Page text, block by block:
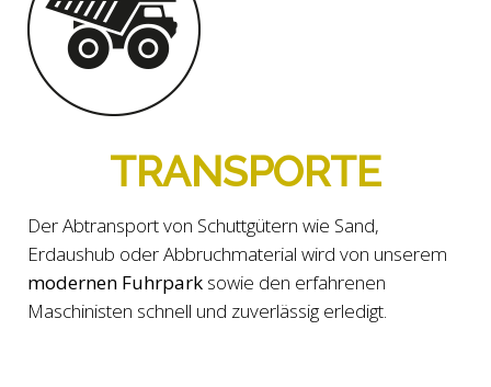
TRANSPORTE
Der Abtransport von Schuttgütern wie Sand,
Erdaushub oder Abbruchmaterial wird von unserem
modernen Fuhrpark sowie den erfahrenen
Maschinisten schnell und zuverlässig erledigt.